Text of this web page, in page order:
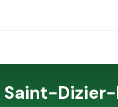
Saint-